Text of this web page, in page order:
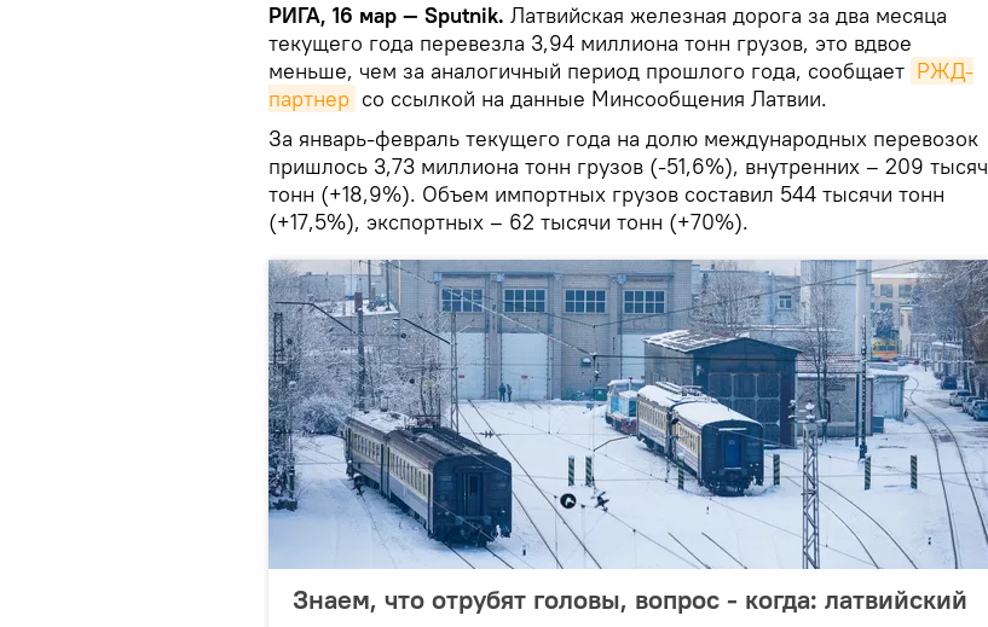
РИГА, 16 мар — Sputnik. Латвийская железная дорога за два месяца
текущего года перевезла 3,94 миллиона тонн грузов, это вдвое
меньше, чем за аналогичный период прошлого года, сообщает РЖД-
партнер со ссылкой на данные Минсообщения Латвии.
За январь-февраль текущего года на долю международных перевозок
пришлось 3,73 миллиона тонн грузов (-51,6%), внутренних – 209 тысяч
тонн (+18,9%). Объем импортных грузов составил 544 тысячи тонн
(+17,5%), экспортных – 62 тысячи тонн (+70%).
Знаем, что отрубят головы, вопрос - когда: латвийский